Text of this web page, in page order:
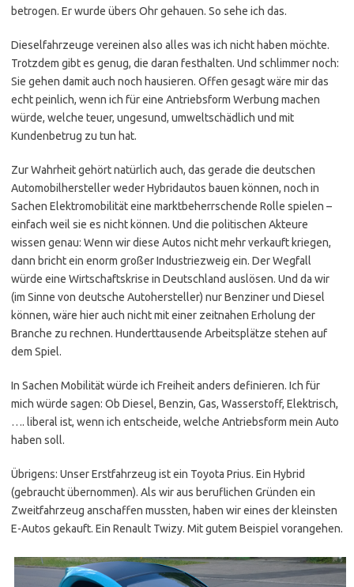
betrogen. Er wurde übers Ohr gehauen. So sehe ich das.
Dieselfahrzeuge vereinen also alles was ich nicht haben möchte.
Trotzdem gibt es genug, die daran festhalten. Und schlimmer noch:
Sie gehen damit auch noch hausieren. Offen gesagt wäre mir das
echt peinlich, wenn ich für eine Antriebsform Werbung machen
würde, welche teuer, ungesund, umweltschädlich und mit
Kundenbetrug zu tun hat.
Zur Wahrheit gehört natürlich auch, das gerade die deutschen
Automobilhersteller weder Hybridautos bauen können, noch in
Sachen Elektromobilität eine marktbeherrschende Rolle spielen –
einfach weil sie es nicht können. Und die politischen Akteure
wissen genau: Wenn wir diese Autos nicht mehr verkauft kriegen,
dann bricht ein enorm großer Industriezweig ein. Der Wegfall
würde eine Wirtschaftskrise in Deutschland auslösen. Und da wir
(im Sinne von deutsche Autohersteller) nur Benziner und Diesel
können, wäre hier auch nicht mit einer zeitnahen Erholung der
Branche zu rechnen. Hunderttausende Arbeitsplätze stehen auf
dem Spiel.
In Sachen Mobilität würde ich Freiheit anders definieren. Ich für
mich würde sagen: Ob Diesel, Benzin, Gas, Wasserstoff, Elektrisch,
…. liberal ist, wenn ich entscheide, welche Antriebsform mein Auto
haben soll.
Übrigens: Unser Erstfahrzeug ist ein Toyota Prius. Ein Hybrid
(gebraucht übernommen). Als wir aus beruflichen Gründen ein
Zweitfahrzeug anschaffen mussten, haben wir eines der kleinsten
E-Autos gekauft. Ein Renault Twizy. Mit gutem Beispiel vorangehen.